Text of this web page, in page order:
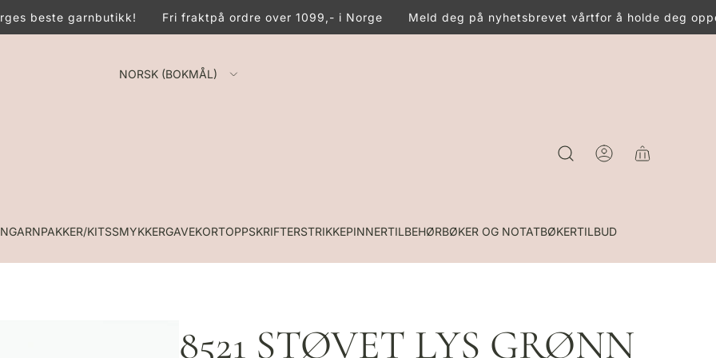
beste garnbutikk! Fri fraktpå ordre over 1099,- i Norge Meld deg på nyhetsbrevet vårtfor å holde deg
NORSK (BOKMÅL)
GARNPAKKER/KITSSMYKKERGAVEKORTOPPSKRIFTERSTRIKKEPINNERTILBEHØRBØKER OG NOTATBØKERTILBUD
8521 STØVET LYS GRØNN